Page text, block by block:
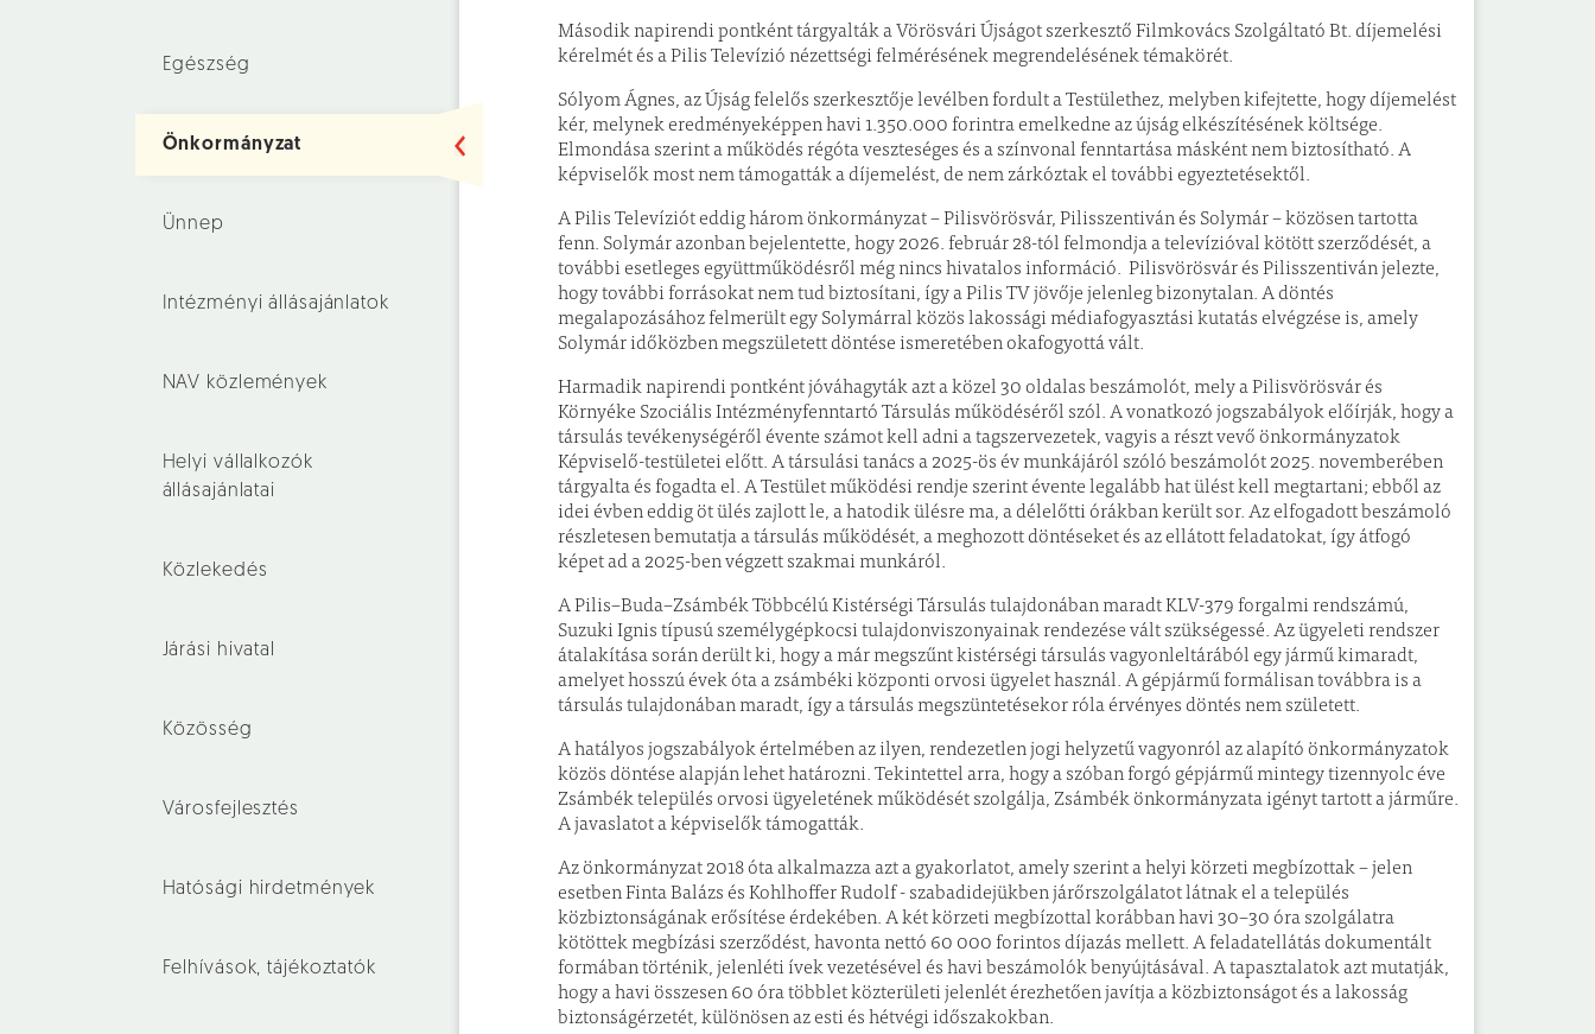
Egészség
Önkormányzat
Ünnep
Intézményi állásajánlatok
NAV közlemények
Helyi vállalkozók
állásajánlatai
Közlekedés
Járási hivatal
Közösség
Városfejlesztés
Hatósági hirdetmények
Felhívások, tájékoztatók
Második napirendi pontként tárgyalták a Vörösvári Újságot szerkesztő Filmkovács Szolgáltató Bt. díjemelési
kérelmét és a Pilis Televízió nézettségi felmérésének megrendelésének témakörét.
Sólyom Ágnes, az Újság felelős szerkesztője levélben fordult a Testülethez, melyben kifejtette, hogy díjemelést
kér, melynek eredményeképpen havi 1.350.000 forintra emelkedne az újság elkészítésének költsége.
Elmondása szerint a működés régóta veszteséges és a színvonal fenntartása másként nem biztosítható. A
képviselők most nem támogatták a díjemelést, de nem zárkóztak el további egyeztetésektől.
A Pilis Televíziót eddig három önkormányzat – Pilisvörösvár, Pilisszentiván és Solymár – közösen tartotta
fenn. Solymár azonban bejelentette, hogy 2026. február 28-tól felmondja a televízióval kötött szerződését, a
további esetleges együttműködésről még nincs hivatalos információ. Pilisvörösvár és Pilisszentiván jelezte,
hogy további forrásokat nem tud biztosítani, így a Pilis TV jövője jelenleg bizonytalan. A döntés
megalapozásához felmerült egy Solymárral közös lakossági médiafogyasztási kutatás elvégzése is, amely
Solymár időközben megszületett döntése ismeretében okafogyottá vált.
Harmadik napirendi pontként jóváhagyták azt a közel 30 oldalas beszámolót, mely a Pilisvörösvár és
Környéke Szociális Intézményfenntartó Társulás működéséről szól. A vonatkozó jogszabályok előírják, hogy a
társulás tevékenységéről évente számot kell adni a tagszervezetek, vagyis a részt vevő önkormányzatok
Képviselő-testületei előtt. A társulási tanács a 2025-ös év munkájáról szóló beszámolót 2025. novemberében
tárgyalta és fogadta el. A Testület működési rendje szerint évente legalább hat ülést kell megtartani; ebből az
idei évben eddig öt ülés zajlott le, a hatodik ülésre ma, a délelőtti órákban került sor. Az elfogadott beszámoló
részletesen bemutatja a társulás működését, a meghozott döntéseket és az ellátott feladatokat, így átfogó
képet ad a 2025-ben végzett szakmai munkáról.
A Pilis–Buda–Zsámbék Többcélú Kistérségi Társulás tulajdonában maradt KLV-379 forgalmi rendszámú,
Suzuki Ignis típusú személygépkocsi tulajdonviszonyainak rendezése vált szükségessé. Az ügyeleti rendszer
átalakítása során derült ki, hogy a már megszűnt kistérségi társulás vagyonleltárából egy jármű kimaradt,
amelyet hosszú évek óta a zsámbéki központi orvosi ügyelet használ. A gépjármű formálisan továbbra is a
társulás tulajdonában maradt, így a társulás megszüntetésekor róla érvényes döntés nem született.
A hatályos jogszabályok értelmében az ilyen, rendezetlen jogi helyzetű vagyonról az alapító önkormányzatok
közös döntése alapján lehet határozni. Tekintettel arra, hogy a szóban forgó gépjármű mintegy tizennyolc éve
Zsámbék település orvosi ügyeletének működését szolgálja, Zsámbék önkormányzata igényt tartott a járműre.
A javaslatot a képviselők támogatták.
Az önkormányzat 2018 óta alkalmazza azt a gyakorlatot, amely szerint a helyi körzeti megbízottak – jelen
esetben Finta Balázs és Kohlhoffer Rudolf - szabadidejükben járőrszolgálatot látnak el a település
közbiztonságának erősítése érdekében. A két körzeti megbízottal korábban havi 30–30 óra szolgálatra
kötöttek megbízási szerződést, havonta nettó 60 000 forintos díjazás mellett. A feladatellátás dokumentált
formában történik, jelenléti ívek vezetésével és havi beszámolók benyújtásával. A tapasztalatok azt mutatják,
hogy a havi összesen 60 óra többlet közterületi jelenlét érezhetően javítja a közbiztonságot és a lakosság
biztonságérzetét, különösen az esti és hétvégi időszakokban.